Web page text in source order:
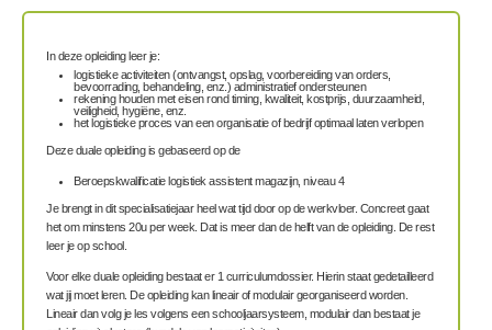
In deze opleiding leer je:
logistieke activiteiten (ontvangst, opslag, voorbereiding van orders,
bevoorrading, behandeling, enz.) administratief ondersteunen
rekening houden met eisen rond timing, kwaliteit, kostprijs, duurzaamheid,
veiligheid, hygiëne, enz.
het logistieke proces van een organisatie of bedrijf optimaal laten verlopen
Deze duale opleiding is gebaseerd op de
Beroepskwalificatie logistiek assistent magazijn, niveau 4
Je brengt in dit specialisatiejaar heel wat tijd door op de werkvloer. Concreet gaat
het om minstens 20u per week. Dat is meer dan de helft van de opleiding. De rest
leer je op school.
Voor elke duale opleiding bestaat er 1 curriculumdossier. Hierin staat gedetailleerd
wat jij moet leren. De opleiding kan lineair of modulair georganiseerd worden.
Lineair dan volg je les volgens een schooljaarsysteem, modulair dan bestaat je